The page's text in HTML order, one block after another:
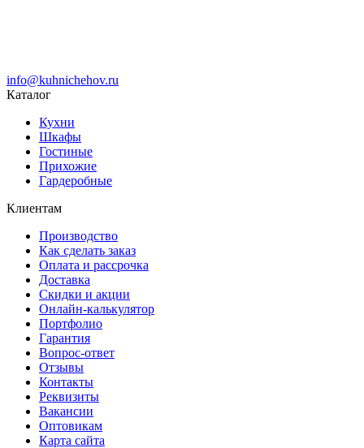
info@kuhnichehov.ru
Каталог
Кухни
Шкафы
Гостиные
Прихожие
Гардеробные
Клиентам
Производство
Как сделать заказ
Оплата и рассрочка
Доставка
Скидки и акции
Онлайн-калькулятор
Портфолио
Гарантия
Вопрос-ответ
Отзывы
Контакты
Реквизиты
Вакансии
Оптовикам
Карта сайта